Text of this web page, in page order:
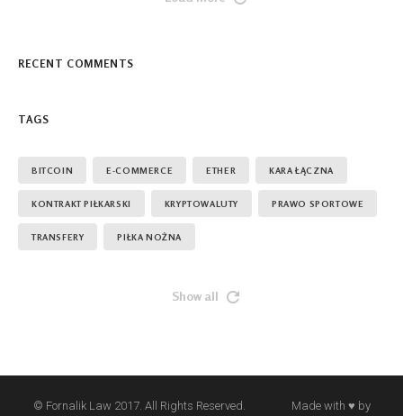
RECENT COMMENTS
TAGS
BITCOIN E-COMMERCE ETHER KARA ŁĄCZNA
KONTRAKT PIŁKARSKI KRYPTOWALUTY PRAWO SPORTOWE
TRANSFERY ​PIŁKA NOŻNA
Show all
© Fornalik Law 2017. All Rights Reserved. Made with ♥ by